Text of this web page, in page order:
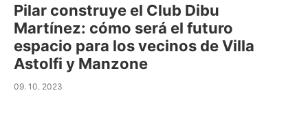
Pilar construye el Club Dibu
Martínez: cómo será el futuro
espacio para los vecinos de Villa
Astolfi y Manzone
09. 10. 2023